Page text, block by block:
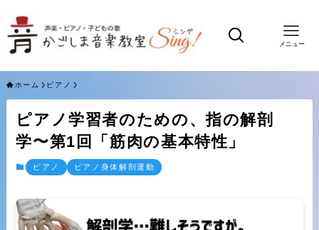
メニュー
ホーム ピアノ
ピアノ学習者のための、指の解剖
学〜第1回「筋肉の基本特性」
ピアノ ピアノ身体解剖運動